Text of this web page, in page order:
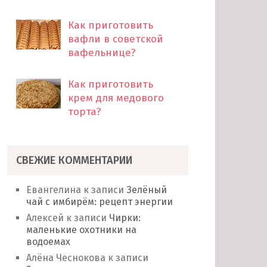
Как приготовить
вафли в советской
вафельнице?
Как приготовить
крем для медового
торта?
СВЕЖИЕ КОММЕНТАРИИ
Евангелина к записиЗелёный
чай с имбирём: рецепт энергии
Алексей к записи Чирки:
маленькие охотники на
водоемах
Алёна Чеснокова к записи